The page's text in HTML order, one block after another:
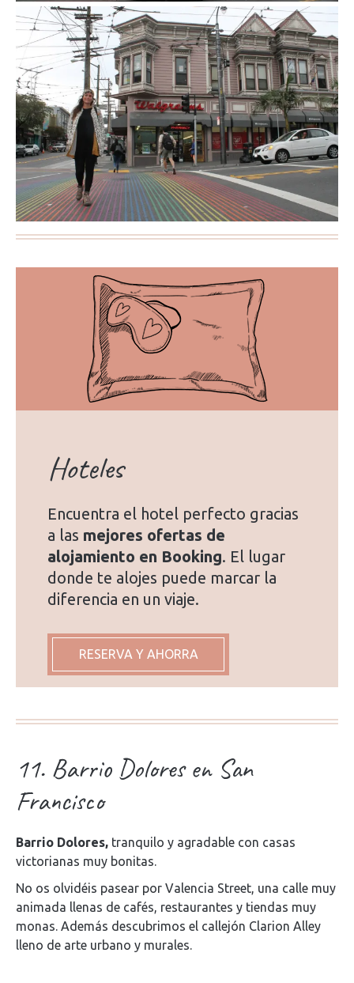
Hoteles
Encuentra el hotel perfecto gracias
a las mejores ofertas de
alojamiento en Booking. El lugar
donde te alojes puede marcar la
diferencia en un viaje.
RESERVA Y AHORRA
11. Barrio Dolores en San
Francisco
Barrio Dolores, tranquilo y agradable con casas
victorianas muy bonitas.
No os olvidéis pasear por Valencia Street, una calle muy
animada llenas de cafés, restaurantes y tiendas muy
monas. Además descubrimos el callejón Clarion Alley
lleno de arte urbano y murales.